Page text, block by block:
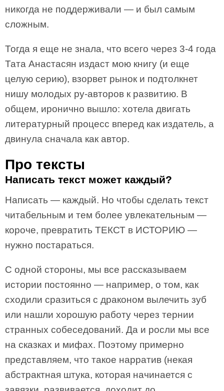
никогда не поддерживали — и был самым
сложным.
Тогда я еще не знала, что всего через 3-4 года
Тата Анастасян издаст мою книгу (и еще
целую серию), взорвет рынок и подтолкнет
нишу молодых ру-авторов к развитию. В
общем, иронично вышло: хотела двигать
литературный процесс вперед как издатель, а
двинула сначала как автор.
Про тексты
Написать текст может каждый?
Написать — каждый. Но чтобы сделать текст
читабельным и тем более увлекательным —
короче, превратить ТЕКСТ в ИСТОРИЮ —
нужно постараться.
С одной стороны, мы все рассказываем
истории постоянно — например, о том, как
сходили сразиться с драконом вылечить зуб
или нашли хорошую работу через тернии
странных собеседований. Да и росли мы все
на сказках и мифах. Поэтому примерно
представляем, что такое нарратив (некая
абстрактная штука, которая начинается с